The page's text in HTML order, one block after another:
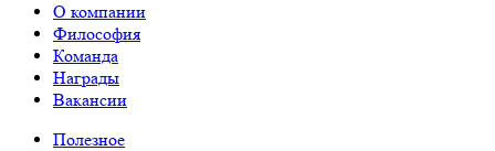
О компании
Философия
Команда
Награды
Вакансии
Полезное